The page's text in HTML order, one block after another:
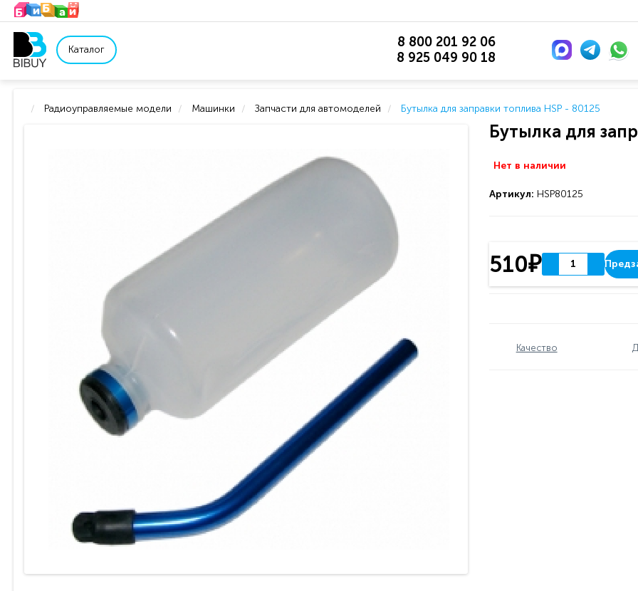
Каталог
8 800 201 92 06
8 925 049 90 18
Радиоуправляемые модели Машинки Запчасти для автомоделей Бутылка для заправки топлива HSP - 80125
Бутылка для
Нет в наличии
Артикул: HSP80125
510₽
Качество